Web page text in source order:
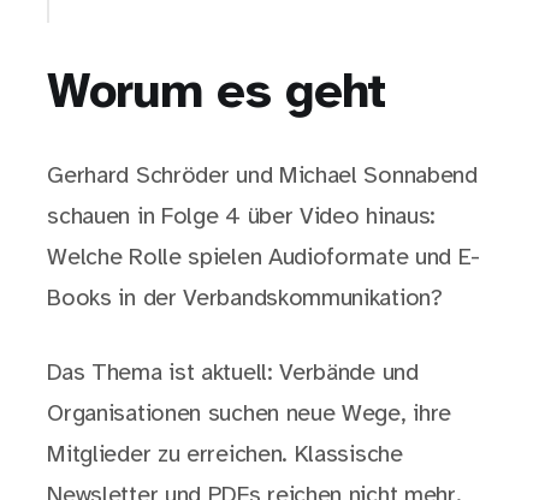
Worum es geht
Gerhard Schröder und Michael Sonnabend
schauen in Folge 4 über Video hinaus:
Welche Rolle spielen Audioformate und E-
Books in der Verbandskommunikation?
Das Thema ist aktuell: Verbände und
Organisationen suchen neue Wege, ihre
Mitglieder zu erreichen. Klassische